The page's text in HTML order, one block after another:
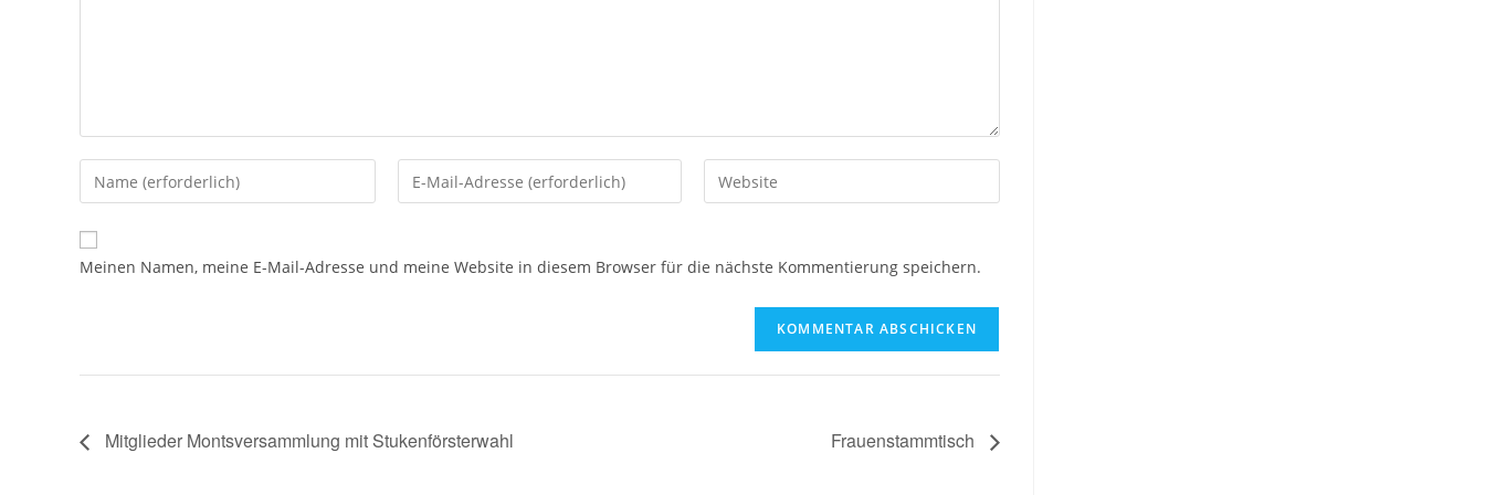
Meinen Namen, meine E-Mail-Adresse und meine Website in diesem Browser für die nächste Kommentierung speichern.
Mitglieder Montsversammlung mit Stukenförsterwahl Frauenstammtisch